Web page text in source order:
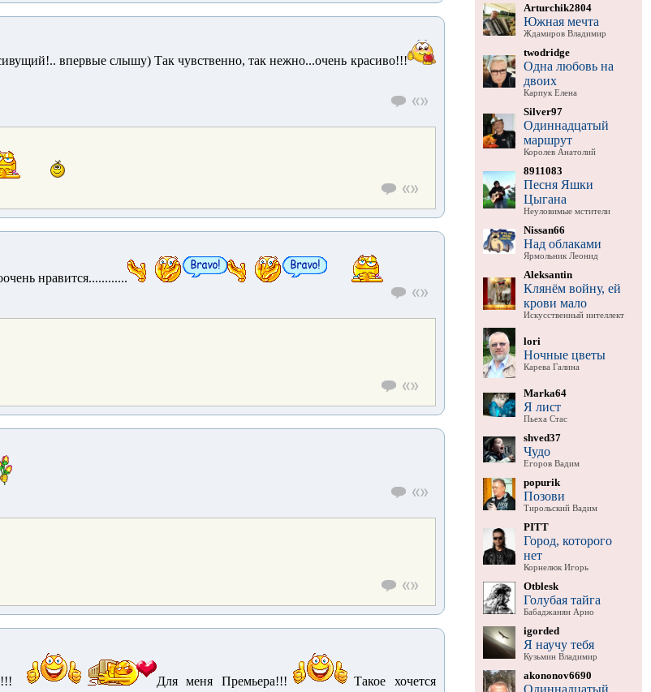
впервые слышу) Так чувственно, так нежно...очень красиво!!!
нравится............
Для меня Премьера!!! Такое хочется
Arturchik2804
Южная мечта
Ждамиров Владимир
twodridge
Одна любовь на
двоих
Карпук Елена
Silver97
Одиннадцатый
маршрут
Королев Анатолий
8911083
Песня Яшки
Цыгана
Неуловимые мстители
Nissan66
Над облаками
Ярмольник Леонид
Aleksantin
Клянём войну, ей
крови мало
Искусственный интеллект
lori
Ночные цветы
Карева Галина
Marka64
Я лист
Пьеха Стас
shved37
Чудо
Егоров Вадим
popurik
Позови
Тирольский Вадим
PITT
Город, которого
нет
Корнелюк Игорь
Otblesk
Голубая тайга
Бабаджанян Арно
igorded
Я научу тебя
Кузьмин Владимир
akononov6690
Одиннадцатый